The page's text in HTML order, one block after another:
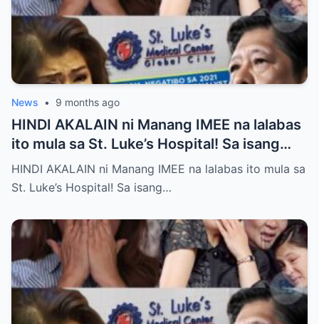
News • 9 months ago
HINDI AKALAIN ni Manang IMEE na lalabas
ito mula sa St. Luke’s Hospital! Sa isang
tahimik at maalinsangang hapon sa
lungsod ng Quezon, si Manang IMEE, isang
komunidad, ay naglakad papasok sa St.
Luke’s Hospital para sa isang ordinaryong
check-up. Walang sinuman ang
nakakaalam na sa araw na iyon, isang
pangyayari ang magbabago ng takbo ng
kanyang buhay at magpapakilos ng buong
HINDI AKALAIN ni Manang IMEE na lalabas ito mula sa
St. Luke’s Hospital! Sa isang…